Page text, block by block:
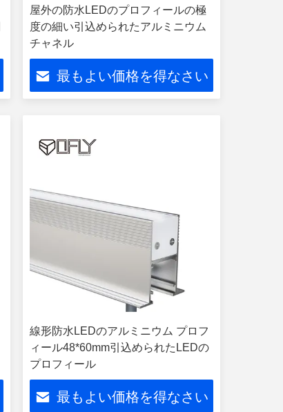
屋外の防水LEDのプロフィールの極
度の細い引込められたアルミニウム
チャネル
最もよい価格を得なさい
線形防水LEDのアルミニウム プロフ
ィール48*60mm引込められたLEDの
プロフィール
最もよい価格を得なさい